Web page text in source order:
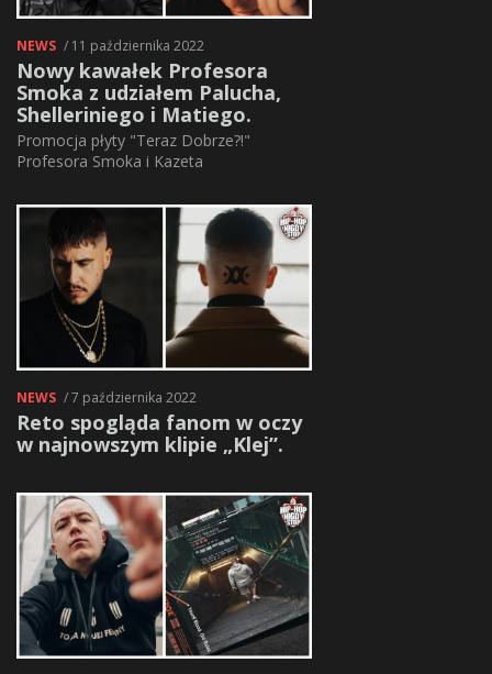
NEWS / 11 października 2022
Nowy kawałek Profesora
Smoka z udziałem Palucha,
Shelleriniego i Matiego.
Promocja płyty "Teraz Dobrze?!"
Profesora Smoka i Kazeta
NEWS / 7 października 2022
Reto spogląda fanom w oczy
w najnowszym klipie „Klej”.